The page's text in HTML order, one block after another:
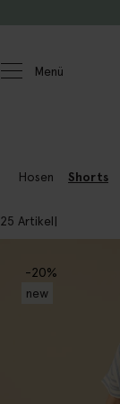
Menü
Hosen Shorts
25 Artikel
-20%
new